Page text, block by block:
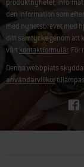
produktnyheter,
den information som
med nyhetsbrevet med
ditt samtycke genom att
vårt kontaktformulär. För
Denna webbplats
användarvillkor